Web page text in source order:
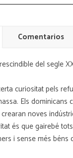
Comentarios
del segle
curiositat pels
Els dominicans
noves
és que gairebé
i sense més béns